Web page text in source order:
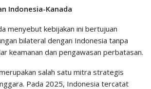
Indonesia-Kanada
menyebut kebijakan ini bertujuan
bilateral dengan Indonesia tanpa
keamanan dan pengawasan perbatasan.
salah satu mitra strategis
Pada 2025, Indonesia tercatat